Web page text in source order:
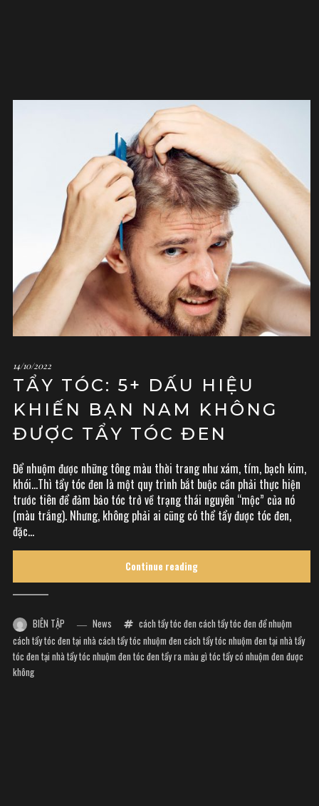
14/10/2022
TẨY TÓC: 5+ DẤU HIỆU
KHIẾN BẠN NAM KHÔNG
ĐƯỢC TẨY TÓC ĐEN
Để nhuộm được những tông màu thời trang như xám, tím, bạch kim,
khói…Thì tẩy tóc đen là một quy trình bắt buộc cần phải thực hiện
trước tiên để đảm bảo tóc trở về trạng thái nguyên “mộc” của nó
(màu trắng). Nhưng, không phải ai cũng có thể tẩy được tóc đen,
đặc...
Continue reading
BIÊN TẬP News cách tẩy tóc đen cách tẩy tóc đen để nhuộm
cách tẩy tóc đen tại nhàcách tẩy tóc nhuộm đen cách tẩy tóc nhuộm đen tại nhàtẩy
tóc đen tại nhàtẩy tóc nhuộm đen tóc đen tẩy ra màu gì tóc tẩy có nhuộm đen được
không